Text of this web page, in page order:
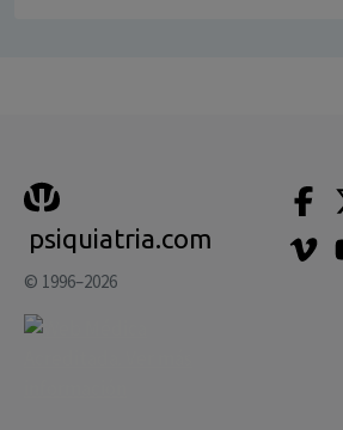
psiquiatria.com
© 1996–2026